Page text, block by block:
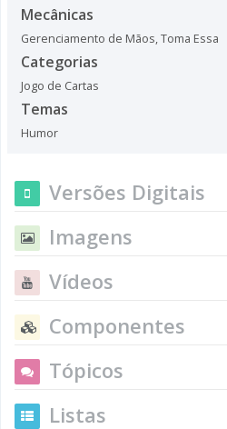
Mecânicas
Gerenciamento de Mãos,Toma Essa
Categorias
Jogo de Cartas
Temas
Humor
Versões Digitais
Imagens
Vídeos
Componentes
Tópicos
Listas